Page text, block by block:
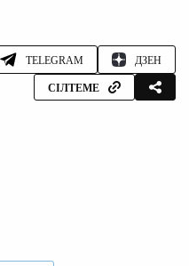
TELEGRAM ДЗЕН
СІЛТЕМЕ